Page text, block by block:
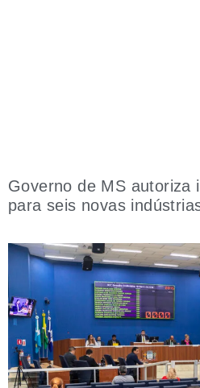
Governo de MS autoriza
para seis novas